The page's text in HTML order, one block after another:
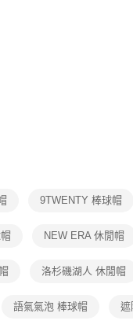
／服務後，再付款。
」結帳流程】
「AFTEE先享後付」後，將跳
您將收到繳費通知簡訊。
訊後14天內，點擊此簡訊中的
多元方式進行付款，方視為交
AFTEE先享後付 」之結帳頁
後需取消欲退款等相關疑問，
股份有限公司提供之「AFTEE
份有限公司。
請事先徵得法定代理人或監護
含以上)免運費
含以上)免運費
含以上)免運費
9TWENTY 棒球帽
NEW ERA 休閒帽
洛杉磯湖人 休閒帽
語氣氣泡 棒球帽 遮